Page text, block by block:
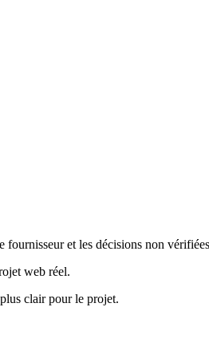
fournisseur et les décisions non
web réel.
clair pour le projet.